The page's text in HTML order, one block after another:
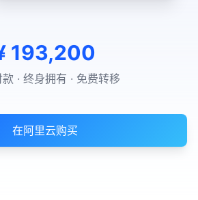
193,200
· 终身拥有 · 免费转移
在阿里云购买